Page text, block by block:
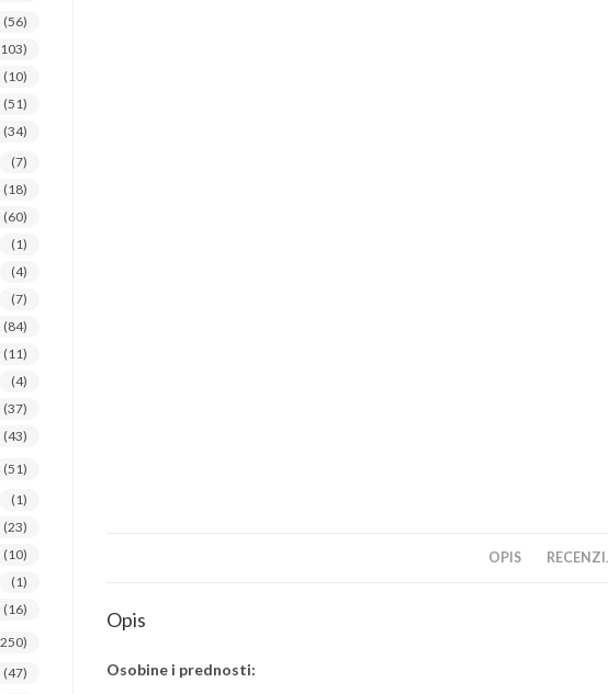
OPIS
Opis
Osobine i prednosti:
(56)
(10)
(51)
(34)
(7)
(18)
(60)
(1)
(4)
(7)
(84)
(11)
(4)
(37)
(43)
(51)
(1)
(23)
(10)
(1)
(16)
(47)